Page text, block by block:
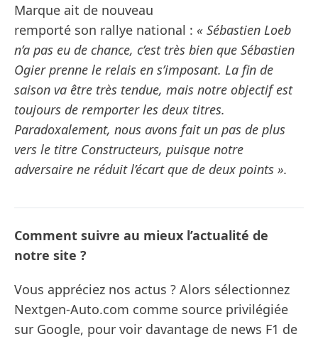
Marque ait de nouveau
remporté son rallye national : « Sébastien Loeb
n’a pas eu de chance, c’est très bien que Sébastien
Ogier prenne le relais en s’imposant. La fin de
saison va être très tendue, mais notre objectif est
toujours de remporter les deux titres.
Paradoxalement, nous avons fait un pas de plus
vers le titre Constructeurs, puisque notre
adversaire ne réduit l’écart que de deux points ».
Comment suivre au mieux l’actualité de
notre site ?
Vous appréciez nos actus ? Alors sélectionnez
Nextgen-Auto.com comme source privilégiée
sur Google, pour voir davantage de news F1 de